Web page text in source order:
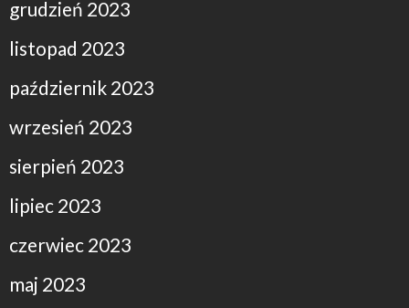
grudzień 2023
listopad 2023
październik 2023
wrzesień 2023
sierpień 2023
lipiec 2023
czerwiec 2023
maj 2023